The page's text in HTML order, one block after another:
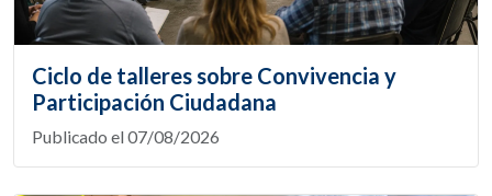
Ciclo de talleres sobre Convivencia y
Participación Ciudadana
Publicado el 07/08/2026